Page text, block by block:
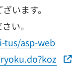
います。
い。
tus/asp-web